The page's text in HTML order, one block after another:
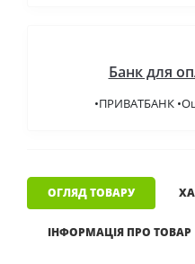
ОГЛЯД ТОВАРУ
ІНФОРМАЦІЯ ПРО ТОВАР
Банк для
•ПРИВАТБАНК